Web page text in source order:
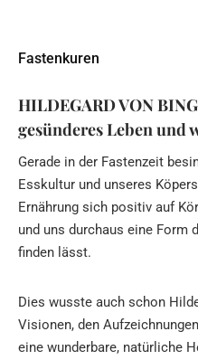
Fastenkuren
HILDEGARD VON
gesünderes Leben und
Gerade in der Fastenzeit
Esskultur und unseres
Ernährung sich positiv auf
und uns durchaus eine Form
finden lässt.
Dies wusste auch schon
Visionen, den
eine wunderbare, natürliche